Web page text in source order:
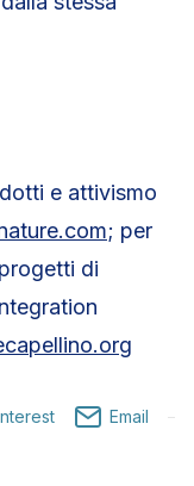
e attivismo
; per
di
Email